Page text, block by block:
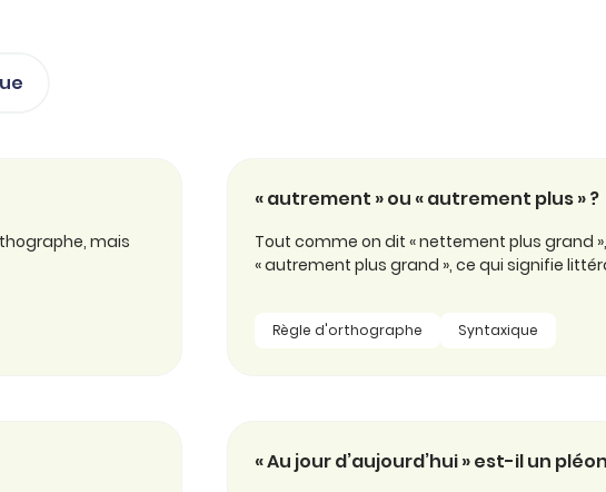
mais
« autrement » ou « autrement plus » ?
Tout comme on dit « nettement plus grand
« autrement plus grand », ce qui signifie
Règle d'orthographe Syntaxique
« Au jour d’aujourd’hui » est-il un